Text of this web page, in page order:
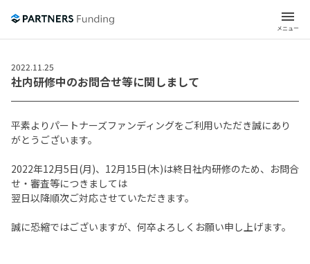
menu
メニュー
2022.11.25
社内研修中のお問合せ等に関しまして
平素よりパートナーズファンディングをご利用いただき誠にあり
がとうございます。
2022年12月5日(月)、12月15日(木)は終日社内研修のため、お問合
せ・審査等につきましては
翌日以降順次ご対応させていただきます。
誠に恐縮ではございますが、何卒よろしくお願い申し上げます。